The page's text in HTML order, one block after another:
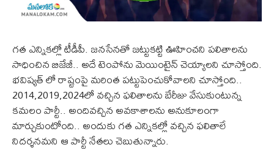
గత ఎన్నికల్లో టీడీపీ. జనసేనతో జట్టుకట్టి ఊహించని పలితాలను
సాధించిన బిజేజీ.. అదే టెంపోను మెయింటైన్ చెయ్యాలని చూస్తోంది.
భవిష్యత్ లో రాష్టంపై మరింత పట్టుపెంచుకోవాలని చూస్తోంది..
2014,2019,2024లో వచ్చిన ఫలితాలను బేరీజు వేసుకుంటున్న
కమలం పార్టీ.. అందివచ్చిన అవకాశాలను అనుకూలంగా
మార్చుకుంటోంది.. అందుకు గత ఎన్నికల్లో వచ్చిన ఫలితాలే
నిదర్శనమని ఆ పార్టీ నేతలు చెబుతున్నారు.